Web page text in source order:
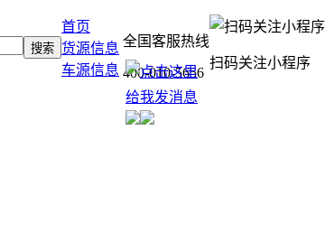
全国客服热线
400-010-5656
扫码关注小程序
首页
货源信息
车源信息